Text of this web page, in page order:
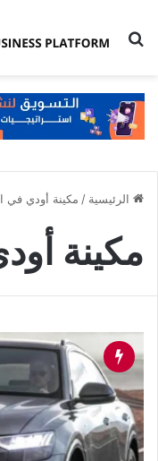
بحث عن
الرئيسية / مكينة أودي في
مكينة